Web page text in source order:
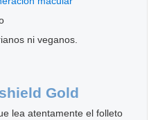
ni veganos.
Gold
lea atentamente el folleto